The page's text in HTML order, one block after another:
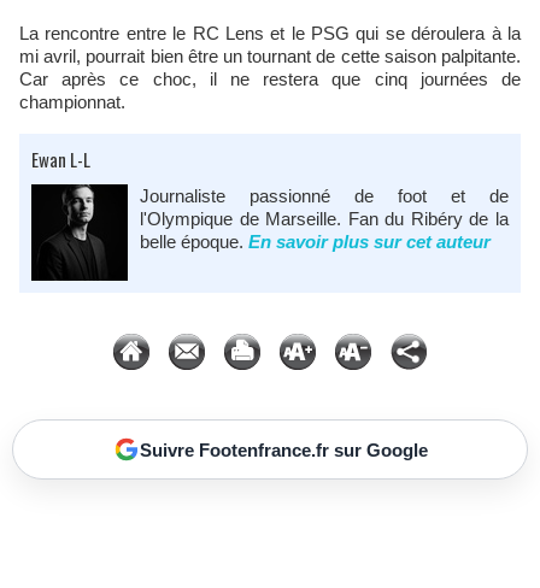
La rencontre entre le RC Lens et le PSG qui se déroulera à la
mi avril, pourrait bien être un tournant de cette saison palpitante.
Car après ce choc, il ne restera que cinq journées de
championnat.
Ewan L-L
Journaliste passionné de foot et de
l'Olympique de Marseille. Fan du Ribéry de la
belle époque. En savoir plus sur cet auteur
Suivre Footenfrance.fr sur Google